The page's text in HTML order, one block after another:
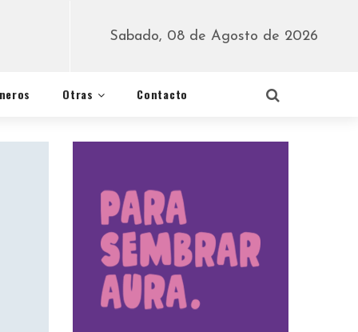
Sabado, 08 de Agosto de 2026
Otras Contacto